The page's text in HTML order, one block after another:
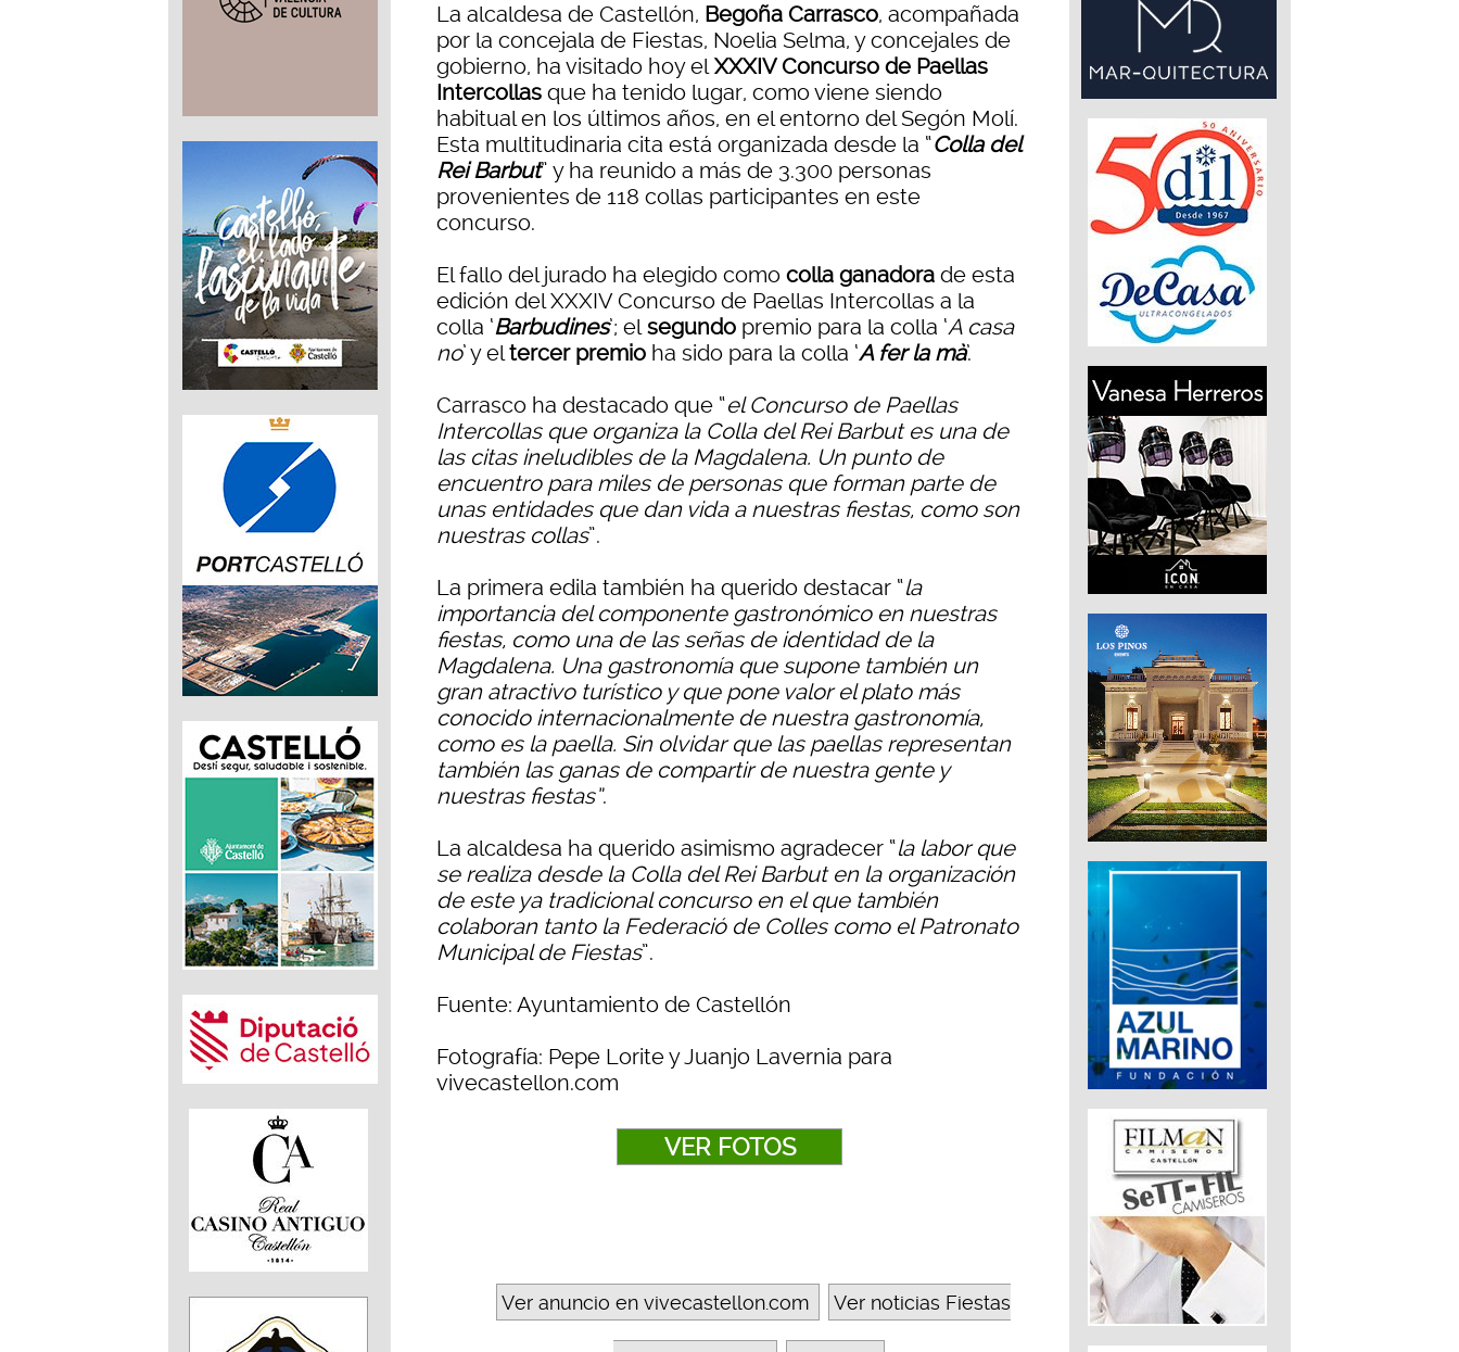
La alcaldesa de Castellón, Begoña Carrasco, acompañada
por la concejala de Fiestas, Noelia Selma, y concejales de
gobierno, ha visitado hoy elXXXIV Concurso de Paellas
Intercollas que ha tenido lugar, como viene siendo
habitual en los últimos años, en el entorno del Segón Molí.
Esta multitudinaria cita está organizada desde la “Colla del
Rei Barbut” y ha reunido a más de 3.300 personas
provenientes de 118 collas participantes en este
concurso.
El fallo del jurado ha elegido como colla ganadora de esta
edición del XXXIV Concurso de Paellas Intercollas a la
colla ‘Barbudines’; elsegundo premio para la colla ‘A casa
no’ y eltercer premio ha sido para la colla ‘A fer la mà’.
Carrasco ha destacado que “el Concurso de Paellas
Intercollas que organiza la Colla del Rei Barbut es una de
las citas ineludibles de la Magdalena. Un punto de
encuentro para miles de personas que forman parte de
unas entidades que dan vida a nuestras fiestas, como son
nuestras collas”.
La primera edila también ha querido destacar “la
importancia del componente gastronómico en nuestras
fiestas, como una de las señas de identidad de la
Magdalena. Una gastronomía que supone también un
gran atractivo turístico y que pone valor el plato más
conocido internacionalmente de nuestra gastronomía,
como es la paella. Sin olvidar que las paellas representan
también las ganas de compartir de nuestra gente y
nuestras fiestas”.
La alcaldesa ha querido asimismo agradecer “la labor que
se realiza desde la Colla del Rei Barbut en la organización
de este ya tradicional concurso en el que también
colaboran tanto la Federació de Colles como el Patronato
Municipal de Fiestas”.
Fuente: Ayuntamiento de Castellón
Fotografía: Pepe Lorite y Juanjo Lavernia para
vivecastellon.com
VER FOTOS
Ver anuncio en vivecastellon.com Ver noticias Fiestas